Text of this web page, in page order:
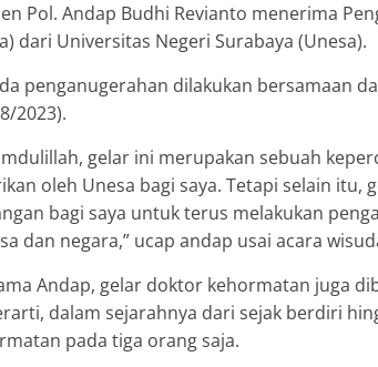
Pol. Andap Budhi Revianto menerima
dari Universitas Negeri Surabaya (Unesa).
penganugerahan dilakukan bersamaan
2023).
gelar ini merupakan sebuah
oleh Unesa bagi saya. Tetapi selain
bagi saya untuk terus melakukan
dan negara,” ucap andap usai acara
Andap, gelar doktor kehormatan juga
dalam sejarahnya dari sejak berdiri
pada tiga orang saja.